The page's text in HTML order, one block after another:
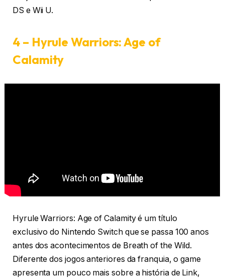
DS e Wii U.
4 – Hyrule Warriors: Age of
Calamity
Hyrule Warriors: Age of Calamity é um título
exclusivo do Nintendo Switch que se passa 100 anos
antes dos acontecimentos de Breath of the Wild.
Diferente dos jogos anteriores da franquia, o game
apresenta um pouco mais sobre a história de Link,